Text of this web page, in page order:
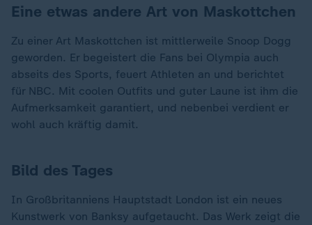
Eine etwas andere Art von Maskottchen
Zu einer Art Maskottchen ist mittlerweile Snoop Dogg
geworden. Er begeistert die Fans bei Olympia auch
abseits des Sports, feuert Athleten an und berichtet
für NBC. Mit coolen Outfits und guter Laune ist ihm die
Aufmerksamkeit garantiert, und nebenbei verdient er
wohl auch kräftig damit.
Bild des Tages
In Großbritanniens Hauptstadt London ist ein neues
Kunstwerk von Banksy aufgetaucht. Das Werk zeigt die